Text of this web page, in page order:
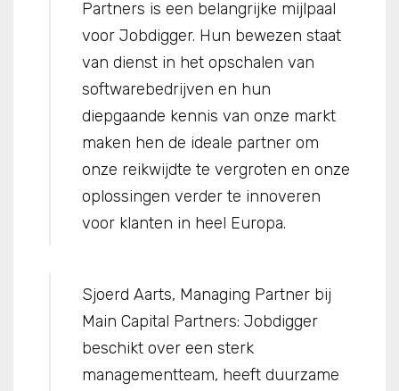
Partners is een belangrijke mijlpaal
voor Jobdigger. Hun bewezen staat
van dienst in het opschalen van
softwarebedrijven en hun
diepgaande kennis van onze markt
maken hen de ideale partner om
onze reikwijdte te vergroten en onze
oplossingen verder te innoveren
voor klanten in heel Europa.
Sjoerd Aarts, Managing Partner bij
Main Capital Partners: Jobdigger
beschikt over een sterk
managementteam, heeft duurzame